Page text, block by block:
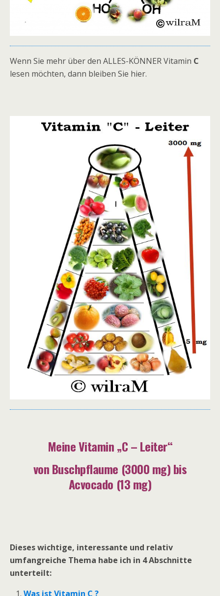
Wenn Sie mehr über den ALLES-KÖNNER Vitamin C
lesen möchten, dann bleiben Sie hier.
Meine Vitamin „C – Leiter“
von Buschpflaume (3000 mg) bis
Acvocado (13 mg)
Dieses wichtige, interessante und relativ
umfangreiche Thema habe ich in 4 Abschnitte
unterteilt:
Was ist Vitamin C ?